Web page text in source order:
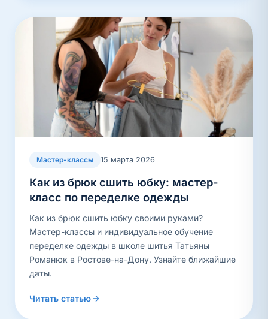
Мастер-классы 15 марта 2026
Как из брюк сшить юбку: мастер-
класс по переделке одежды
Как из брюк сшить юбку своими руками?
Мастер-классы и индивидуальное обучение
переделке одежды в школе шитья Татьяны
Романюк в Ростове-на-Дону. Узнайте ближайшие
даты.
Читать статью